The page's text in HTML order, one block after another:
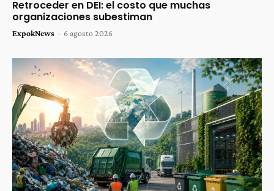
Retroceder en DEI: el costo que muchas
organizaciones subestiman
ExpokNews - 6 agosto 2026